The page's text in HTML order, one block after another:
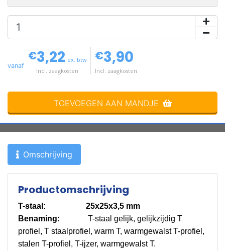
vanaf
€3,22 ex. btw
Incl. zaagkosten
€3,90
Incl. zaagkosten
TOEVOEGEN AAN MANDJE
Omschrijving
Productomschrijving
T-staal: 25x25x3,5 mm
Benaming:
T-staal gelijk, gelijkzijdig T
profiel, T staalprofiel, warm T, warmgewalst T-profiel,
stalen T-profiel, T-ijzer, warmgewalst T.